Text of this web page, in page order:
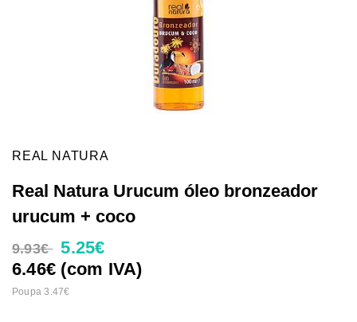
REAL NATURA
Real Natura Urucum óleo bronzeador
urucum + coco
9.93€ 5.25€
6.46€ (com IVA)
Poupa 3.47€